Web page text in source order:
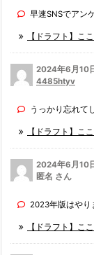
早速SNSでアン
【ドラフト】こ
2024年6月10
4485htyv
うっかり忘れて
【ドラフト】こ
2024年6月10
匿名 さん
2023年版はやり
【ドラフト】こ